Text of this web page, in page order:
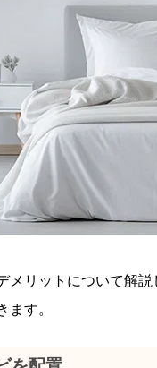
メリットについて解
ます。